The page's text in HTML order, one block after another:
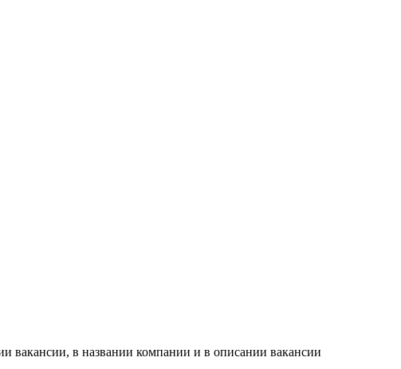
вакансии, в названии компании и в описании вакансии